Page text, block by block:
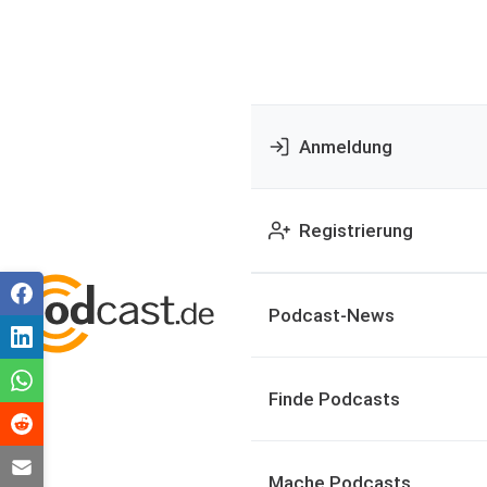
Anmeldung
Registrierung
Podcast-News
Finde Podcasts
Mache Podcasts